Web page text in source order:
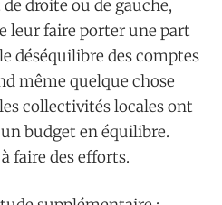
droite ou de gauche,
leur faire porter une part
déséquilibre des comptes
même quelque chose
collectivités locales ont
budget en équilibre.
faire des efforts.